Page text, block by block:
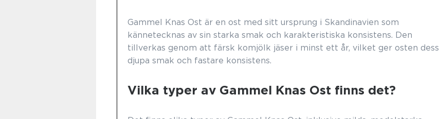
Gammel Knas Ost är en ost med sitt ursprung i Skandinavien som
kännetecknas av sin starka smak och karakteristiska konsistens. Den
tillverkas genom att färsk komjölk jäser i minst ett år, vilket ger osten dess
djupa smak och fastare konsistens.
Vilka typer av Gammel Knas Ost finns det?